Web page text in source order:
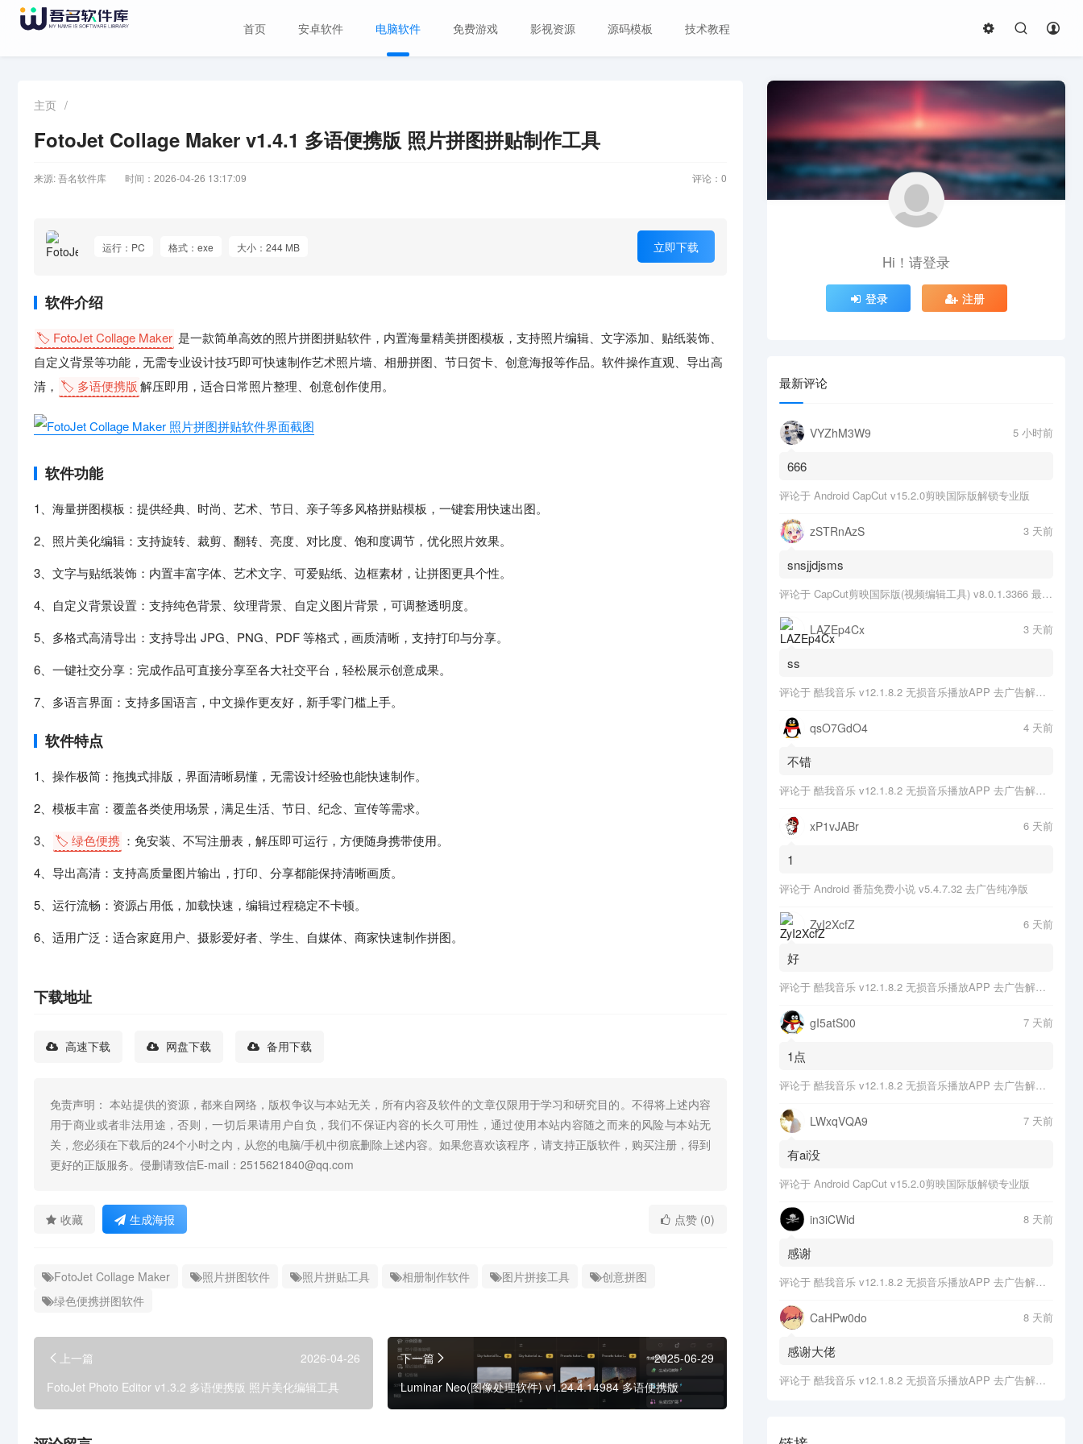
首页 安卓软件 电脑软件 免费游戏 影视资源 源码模板 技术教程
主页 /
FotoJet Collage Maker v1.4.1 多语便携版 照片拼图拼贴制作工具
来源: 吾名软件库 时间：2026-04-26 13:17:09 评论： 0
运行：PC 格式：exe 大小：244 MB 立即下载
软件介绍
🏷️ FotoJet Collage Maker 是一款简单高效的照片拼图拼贴软件，内置海量精美拼图模板，支持照片编辑、文字添加、贴纸装饰、
自定义背景等功能，无需专业设计技巧即可快速制作艺术照片墙、相册拼图、节日贺卡、创意海报等作品。软件操作直观、导出高
清， 🏷️ 多语便携版解压即用，适合日常照片整理、创意创作使用。
软件功能
1、海量拼图模板：提供经典、时尚、艺术、节日、亲子等多风格拼贴模板，一键套用快速出图。
2、照片美化编辑：支持旋转、裁剪、翻转、亮度、对比度、饱和度调节，优化照片效果。
3、文字与贴纸装饰：内置丰富字体、艺术文字、可爱贴纸、边框素材，让拼图更具个性。
4、自定义背景设置：支持纯色背景、纹理背景、自定义图片背景，可调整透明度。
5、多格式高清导出：支持导出 JPG、PNG、PDF 等格式，画质清晰，支持打印与分享。
6、一键社交分享：完成作品可直接分享至各大社交平台，轻松展示创意成果。
7、多语言界面：支持多国语言，中文操作更友好，新手零门槛上手。
软件特点
1、操作极简：拖拽式排版，界面清晰易懂，无需设计经验也能快速制作。
2、模板丰富：覆盖各类使用场景，满足生活、节日、纪念、宣传等需求。
3、
🏷️ 绿色便携 ：免安装、不写注册表，解压即可运行，方便随身携带使用。
4、导出高清：支持高质量图片输出，打印、分享都能保持清晰画质。
5、运行流畅：资源占用低，加载快速，编辑过程稳定不卡顿。
6、适用广泛：适合家庭用户、摄影爱好者、学生、自媒体、商家快速制作拼图。
下载地址
高速下载 网盘下载 备用下载
免责声明： 本站提供的资源，都来自网络，版权争议与本站无关，所有内容及软件的文章仅限用于学习和研究目的。不得将上述内容
用于商业或者非法用途，否则，一切后果请用户自负，我们不保证内容的长久可用性，通过使用本站内容随之而来的风险与本站无
关，您必须在下载后的24个小时之内，从您的电脑/手机中彻底删除上述内容。如果您喜欢该程序，请支持正版软件，购买注册，得到
更好的正版服务。侵删请致信E-mail：2515621840@qq.com
收藏 生成海报 点赞 (0)
FotoJet Collage Maker 照片拼图软件 照片拼贴工具 相册制作软件 图片拼接工具
创意拼图
绿色便携拼图软件
上一篇
2026-04-26
FotoJet Photo Editor v1.3.2 多语便携版 照片美化编辑工具
下一篇
2025-06-29
Luminar Neo(图像处理软件) v1.24.4.14984 多语便携版
Hi！请登录
登录 注册
最新评论
VYZhM3W9 5 小时前
666
评论于 Android CapCut v15.2.0剪映国际版解锁专业版
zSTRnAzS 3 天前
snsjjdjsms
评论于 CapCut剪映国际版(视频编辑工具) v8.0.1.3366 最新版
LAZEp4Cx 3 天前
ss
评论于 酷我音乐 v12.1.8.2 无损音乐播放APP 去广告解锁会员版
qsO7GdO4 4 天前
不错
评论于 酷我音乐 v12.1.8.2 无损音乐播放APP 去广告解锁会员版
xP1vJABr 6 天前
1
评论于 Android 番茄免费小说 v5.4.7.32 去广告纯净版
ZyI2XcfZ 6 天前
好
评论于 酷我音乐 v12.1.8.2 无损音乐播放APP 去广告解锁会员版
gI5atS00 7 天前
1点
评论于 酷我音乐 v12.1.8.2 无损音乐播放APP 去广告解锁会员版
LWxqVQA9 7 天前
有ai没
评论于 Android CapCut v15.2.0剪映国际版解锁专业版
in3iCWid 8 天前
感谢
评论于 酷我音乐 v12.1.8.2 无损音乐播放APP 去广告解锁会员版
CaHPw0do 8 天前
感谢大佬
评论于 酷我音乐 v12.1.8.2 无损音乐播放APP 去广告解锁会员版